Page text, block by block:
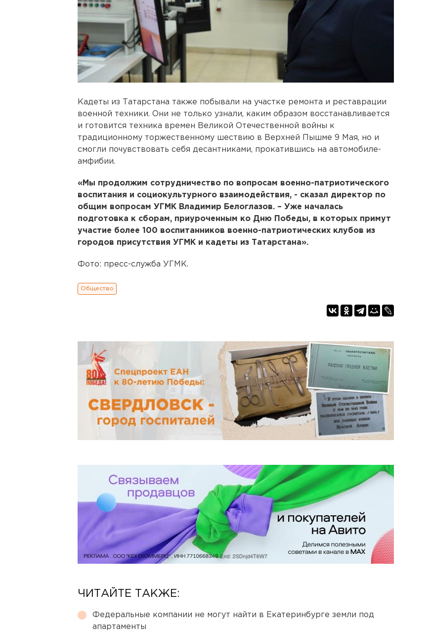
Кадеты из Татарстана также побывали на участке ремонта и реставрации
военной техники. Они не только узнали, каким образом восстанавливается
и готовится техника времен Великой Отечественной войны к
традиционному торжественному шествию в Верхней Пышме 9 Мая, но и
смогли почувствовать себя десантниками, прокатившись на автомобиле-
амфибии.
«Мы продолжим сотрудничество по вопросам военно-патриотического
воспитания и социокультурного взаимодействия, - сказал директор по
общим вопросам УГМК Владимир Белоглазов. – Уже началась
подготовка к сборам, приуроченным ко Дню Победы, в которых примут
участие более 100 воспитанников военно-патриотических клубов из
городов присутствия УГМК и кадеты из Татарстана».
Фото: пресс-служба УГМК.
Общество
ЧИТАЙТЕ ТАКЖЕ:
Федеральные компании не могут найти в Екатеринбурге земли под
апартаменты